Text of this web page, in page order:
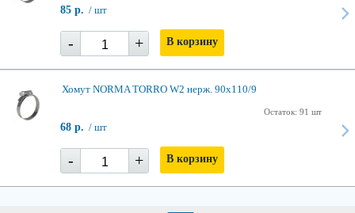
85 р. / шт
- + В корзину
Хомут NORMA TORRO W2 нерж. 90х110/9
Остаток: 91 шт
68 р. / шт
- + В корзину